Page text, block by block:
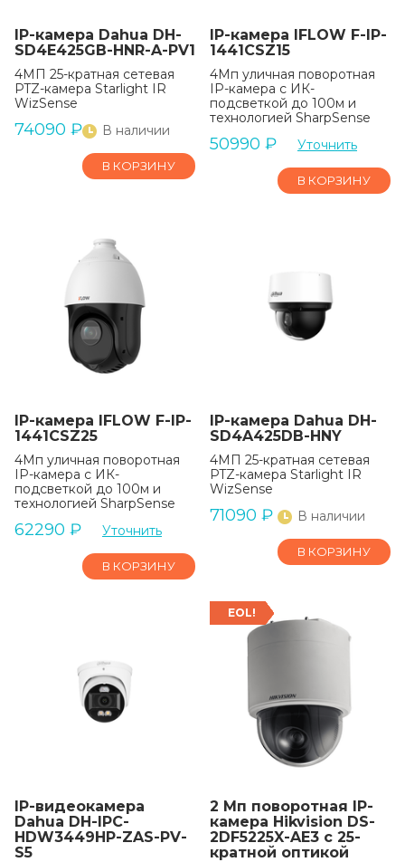
IP-камера Dahua DH-
SD4E425GB-HNR-A-PV1
4МП 25-кратная сетевая
PTZ-камера Starlight IR
WizSense
74090 ₽ В наличии
В КОРЗИНУ
IP-камера IFLOW F-IP-
1441CSZ15
4Мп уличная поворотная
IP-камера с ИК-
подсветкой до 100м и
технологией SharpSense
50990 ₽ Уточнить
В КОРЗИНУ
IP-камера IFLOW F-IP-
1441CSZ25
4Мп уличная поворотная
IP-камера с ИК-
подсветкой до 100м и
технологией SharpSense
62290 ₽ Уточнить
В КОРЗИНУ
IP-камера Dahua DH-
SD4A425DB-HNY
4МП 25-кратная сетевая
PTZ-камера Starlight IR
WizSense
71090 ₽ В наличии
В КОРЗИНУ
IP-видеокамера
Dahua DH-IPC-
HDW3449HP-ZAS-PV-
S5
EOL!
2 Мп поворотная IP-
камера Hikvision DS-
2DF5225X-AE3 с 25-
кратной оптикой